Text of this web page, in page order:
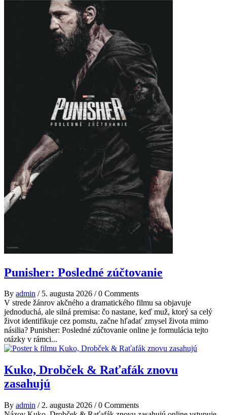
Punisher: Posledné zúčtovanie
By admin / 5. augusta 2026 /0 Comments
V strede žánrov akčného a dramatického filmu sa objavuje
jednoduchá, ale silná premisa: čo nastane, keď muž, ktorý sa celý
život identifikuje cez pomstu, začne hľadať zmysel života mimo
násilia? Punisher: Posledné zúčtovanie online je formulácia tejto
otázky v rámci...
Kuko, Drobček & Raťafák znovu
zasahujú
By admin / 2. augusta 2026 /0 Comments